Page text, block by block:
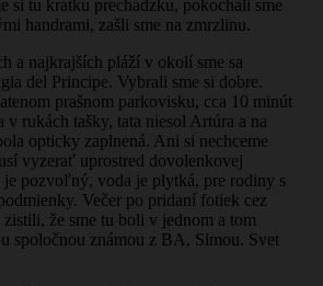
si tu krátku prechádzku, pokochali sme
handrami, zašli sme na zmrzlinu.
a najkrajších pláží v okolí sme sa
del Principe. Vybrali sme si dobre.
prašnom parkovisku, cca 10 minút
v rukách tašky, tata niesol Artúra a na
opticky zaplnená. Ani si nechceme
vyzerať uprostred dovolenkovej
je pozvoľný, voda je plytká, pre rodiny s
Večer po pridaní fotiek cez
že sme tu boli v jednom a tom
spoločnou známou z BA, Simou. Svet